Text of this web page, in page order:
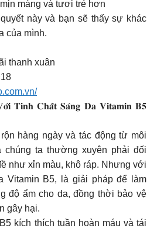
màng và tươi trẻ hơn
này và bạn sẽ thấy sự khác
của mình.
thanh xuân
𝐓𝐢𝐧𝐡 𝐂𝐡𝐚̂́𝐭 𝐒𝐚́𝐧𝐠 𝐃𝐚 𝐕𝐢𝐭𝐚𝐦𝐢𝐧 𝐁𝟓
hàng ngày và tác động từ môi
chúng ta thường xuyên phải đối
như xỉn màu, khô ráp. Nhưng với
Vitamin B5, là giải pháp để làm
độ ẩm cho da, đồng thời bảo vệ
gây hại.
kích thích tuần hoàn máu và tái